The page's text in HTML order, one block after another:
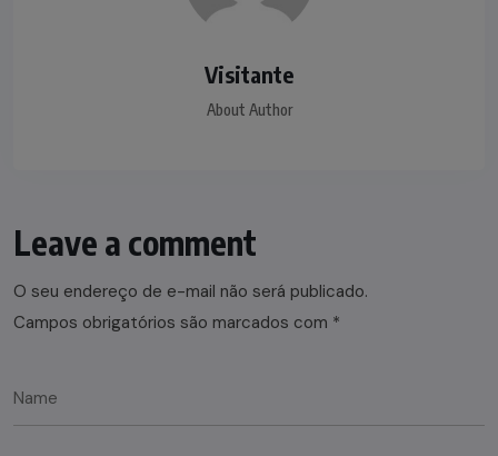
Visitante
About Author
Leave a comment
O seu endereço de e-mail não será publicado.
Campos obrigatórios são marcados com *